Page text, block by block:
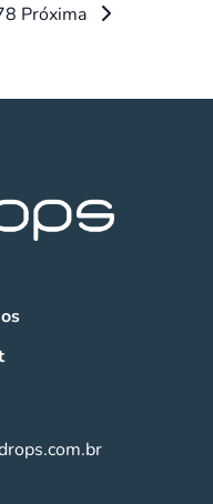
Próxima